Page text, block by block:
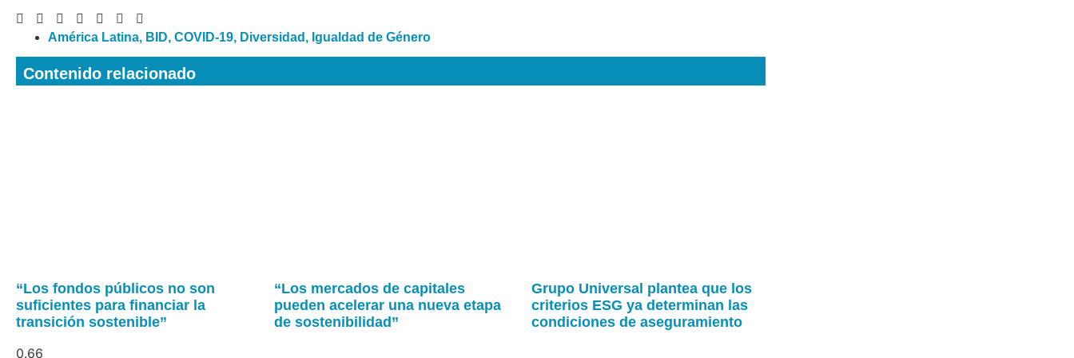
América Latina, BID, COVID-19, Diversidad , Igualdad de Género
Contenido relacionado
“Los fondos públicos no son
suficientes para financiar la
transición sostenible”
“Los mercados de capitales
pueden acelerar una nueva etapa
de sostenibilidad”
Grupo Universal plantea que los
criterios ESG ya determinan las
condiciones de aseguramiento